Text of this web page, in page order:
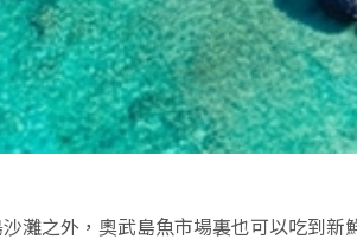
灘之外，奧武島魚市場裏也可以吃到